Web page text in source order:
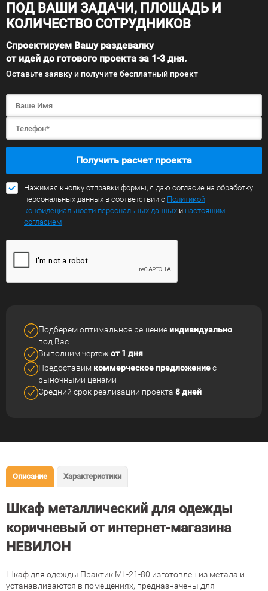
ПОД ВАШИ ЗАДАЧИ, ПЛОЩАДЬ И
КОЛИЧЕСТВО СОТРУДНИКОВ
Спроектируем Вашу раздевалку
от идей до готового проекта за 1-3 дня.
Оставьте заявку и получите бесплатный проект
Получить расчет проекта
Нажимая кнопку отправки формы, я даю согласие на обработку
персональных данных в соответствии с Политикой
конфидециальности персональных данных и настоящим
согласием
Подберем оптимальное решение индивидуально
под Вас
Выполним чертеж от 1 дня
Предоставим коммерческое предложениес
рыночными ценами
Средний срок реализации проекта 8 дней
Описание Характеристики
Шкаф металлический для одежды
коричневый от интернет-магазина
НЕВИЛОН
Шкаф для одежды Практик ML-21-80 изготовлен из метала и
устанавливаются в помещениях, предназначены для